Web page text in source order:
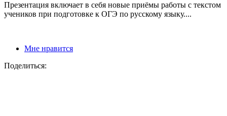
Презентация включает в себя новые приёмы работы с текстом
учеников при подготовке к ОГЭ по русскому языку....
Мне нравится
Поделиться: